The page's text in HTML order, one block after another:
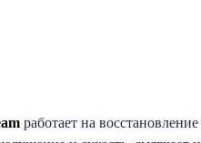
работает на восстановление